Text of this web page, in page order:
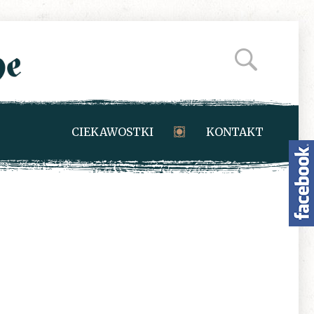
CIEKAWOSTKI KONTAKT